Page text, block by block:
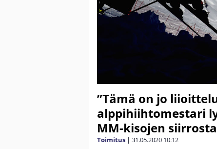
”Tämä on jo
alppihiihtomestari
MM-kisojen siirrosta
Toimitus | 31.05.2020 10:12